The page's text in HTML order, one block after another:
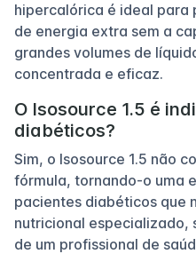
hipercalórica é ideal para
de energia extra sem a
grandes volumes de
concentrada e eficaz.
O Isosource 1.5 é
diabéticos?
Sim, o Isosource 1.5 não
fórmula, tornando-o uma
pacientes diabéticos que
nutricional especializado,
de um profissional de